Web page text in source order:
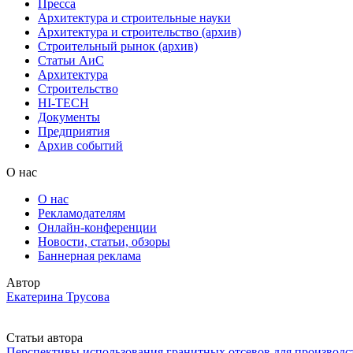
Пресса
Архитектура и строительные науки
Архитектура и строительство (архив)
Строительный рынок (архив)
Статьи АиС
Архитектура
Строительство
HI-TECH
Документы
Предприятия
Архив событий
О нас
О нас
Рекламодателям
Онлайн-конференции
Новости, статьи, обзоры
Баннерная реклама
Автор
Екатерина Трусова
Статьи автора